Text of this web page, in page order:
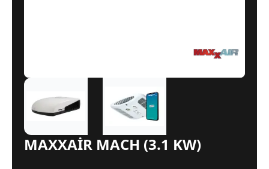
MAXXAİR MACH (3.1 KW)